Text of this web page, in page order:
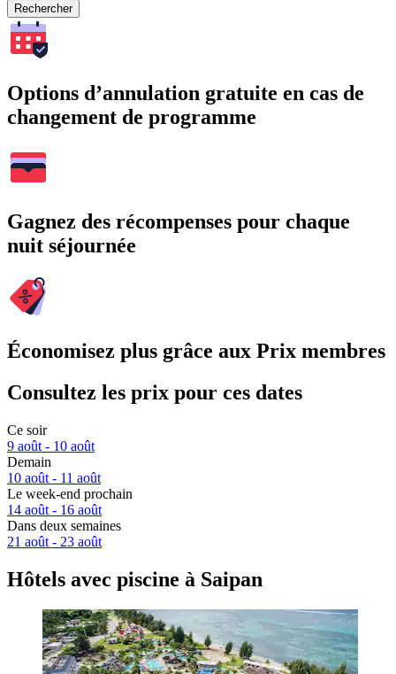
Rechercher
Options d’annulation gratuite en cas de
changement de programme
Gagnez des récompenses pour chaque
nuit séjournée
Économisez plus grâce aux Prix membres
Consultez les prix pour ces dates
Ce soir
9 août - 10 août
Demain
10 août - 11 août
Le week-end prochain
14 août - 16 août
Dans deux semaines
21 août - 23 août
Hôtels avec piscine à Saipan